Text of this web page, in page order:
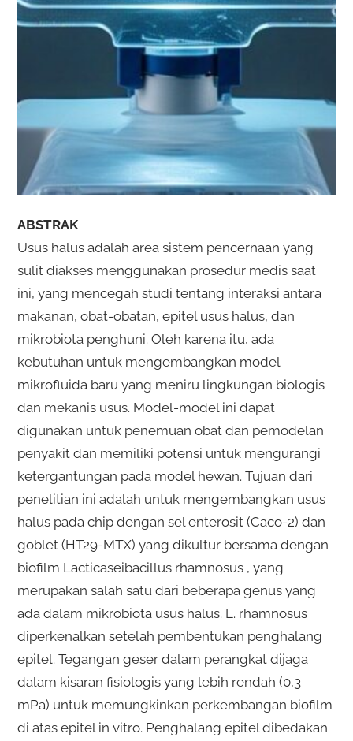
ABSTRAK
Usus halus adalah area sistem pencernaan yang
sulit diakses menggunakan prosedur medis saat
ini, yang mencegah studi tentang interaksi antara
makanan, obat-obatan, epitel usus halus, dan
mikrobiota penghuni. Oleh karena itu, ada
kebutuhan untuk mengembangkan model
mikrofluida baru yang meniru lingkungan biologis
dan mekanis usus. Model-model ini dapat
digunakan untuk penemuan obat dan pemodelan
penyakit dan memiliki potensi untuk mengurangi
ketergantungan pada model hewan. Tujuan dari
penelitian ini adalah untuk mengembangkan usus
halus pada chip dengan sel enterosit (Caco-2) dan
goblet (HT29-MTX) yang dikultur bersama dengan
biofilm Lacticaseibacillus rhamnosus , yang
merupakan salah satu dari beberapa genus yang
ada dalam mikrobiota usus halus. L. rhamnosus
diperkenalkan setelah pembentukan penghalang
epitel. Tegangan geser dalam perangkat dijaga
dalam kisaran fisiologis yang lebih rendah (0,3
mPa) untuk memungkinkan perkembangan biofilm
di atas epitel in vitro. Penghalang epitel dibedakan